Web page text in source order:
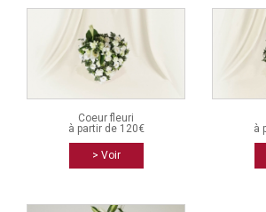
Coeur fleuri
à partir de 120€
> Voir
à